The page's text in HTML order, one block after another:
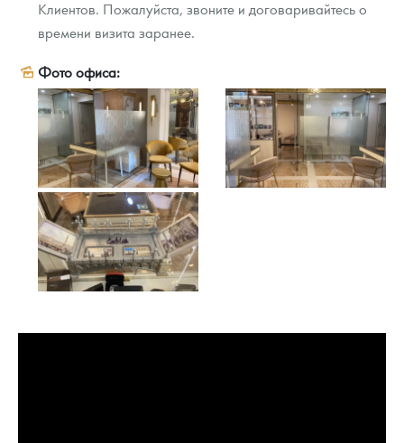
Ювелирные изделия
Русская нумизматика
Золотая карманная галерея
Наборы подарочных и коллекционных монет
Монеты и жетоны из недрагоценных металлов
Книги по нумизматике
Положение по обработке и защите персональных данных
Клиентов. Пожалуйста, звоните и договаривайтесь о
времени визита заранее.
Фото офиса: